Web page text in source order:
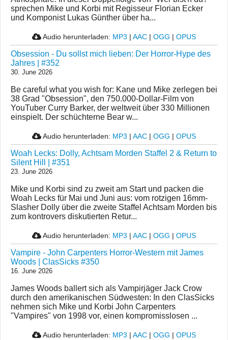
sprechen Mike und Korbi mit Regisseur Florian Ecker
und Komponist Lukas Günther über ha...
Audio herunterladen: MP3 | AAC | OGG | OPUS
Obsession - Du sollst mich lieben: Der Horror-Hype des
Jahres | #352
30. June 2026
Be careful what you wish for: Kane und Mike zerlegen bei
38 Grad "Obsession", den 750.000-Dollar-Film von
YouTuber Curry Barker, der weltweit über 330 Millionen
einspielt. Der schüchterne Bear w...
Audio herunterladen: MP3 | AAC | OGG | OPUS
Woah Lecks: Dolly, Achtsam Morden Staffel 2 & Return to
Silent Hill | #351
23. June 2026
Mike und Korbi sind zu zweit am Start und packen die
Woah Lecks für Mai und Juni aus: vom rotzigen 16mm-
Slasher Dolly über die zweite Staffel Achtsam Morden bis
zum kontrovers diskutierten Retur...
Audio herunterladen: MP3 | AAC | OGG | OPUS
Vampire - John Carpenters Horror-Western mit James
Woods | ClasSicks #350
16. June 2026
James Woods ballert sich als Vampirjäger Jack Crow
durch den amerikanischen Südwesten: In den ClasSicks
nehmen sich Mike und Korbi John Carpenters
"Vampires" von 1998 vor, einen kompromisslosen ...
Audio herunterladen: MP3 | AAC | OGG | OPUS